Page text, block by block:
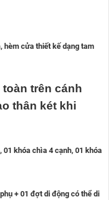
cửa thiết kế dạng tam
trên cánh
thân két khi
01 khóa chìa 4 cạnh, 01 khóa
+ 01 đợt di động có thể di